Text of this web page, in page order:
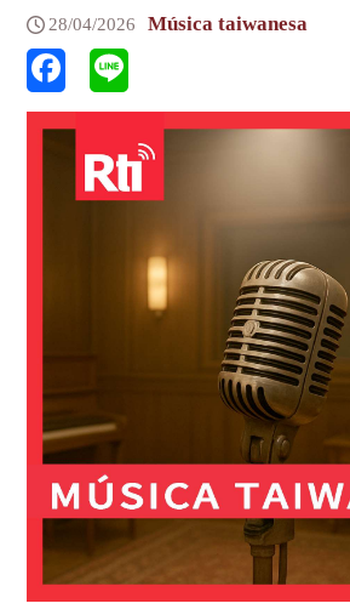
28/04/2026 Música taiwanesa